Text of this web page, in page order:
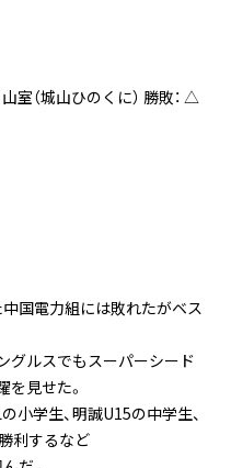
室（城山ひのくに） 勝敗： △
国電力組には敗れたがベス
グルスでもスーパーシード
見せた。
小学生、明誠U15の中学生、
利するなど